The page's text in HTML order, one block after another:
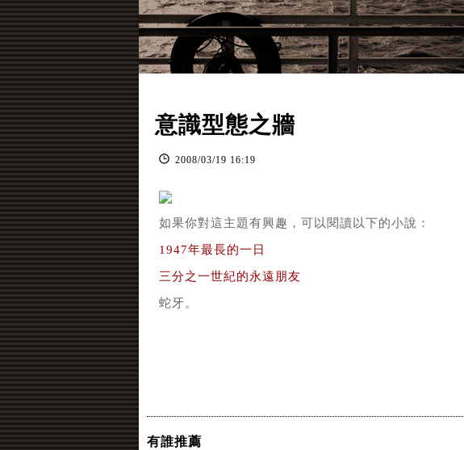
意識型態之牆
2008/03/19 16:19
如果你對這主題有興趣，可以閱讀以下的小說：
1947年最長的一日
三分之一世紀的永遠朋友
蛇牙。
有誰推薦